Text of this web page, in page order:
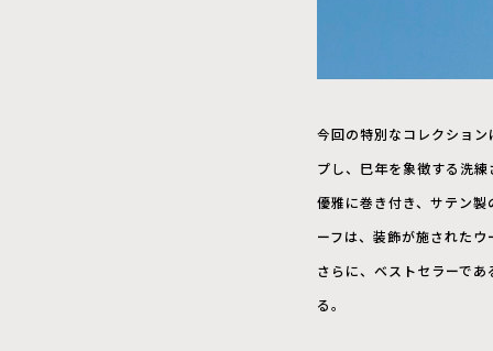
今回の特別なコレクショ
プし、巳年を象徴する洗
優雅に巻き付き、サテン
ーフは、装飾が施された
さらに、ベストセラーで
る。